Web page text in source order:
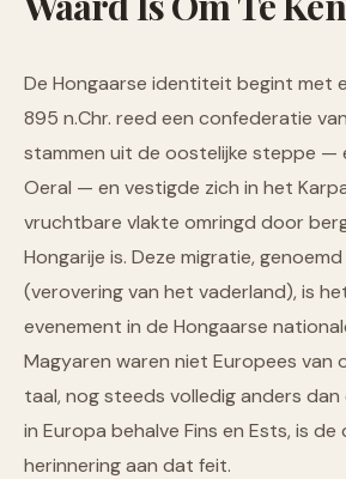
De Hongaarse identiteit begint met
895 n.Chr. reed een confederatie
stammen uit de oostelijke steppe —
Oeral — en vestigde zich in het
vruchtbare vlakte omringd door
Hongarije is. Deze migratie, genoemd
(verovering van het vaderland), is
evenement in de Hongaarse
Magyaren waren niet Europees van
taal, nog steeds volledig anders dan
in Europa behalve Fins en Ests, is de
herinnering aan dat feit.